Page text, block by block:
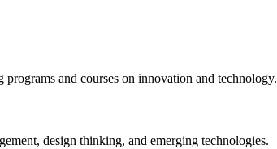
and courses on innovation and technology.
design thinking, and emerging technologies.